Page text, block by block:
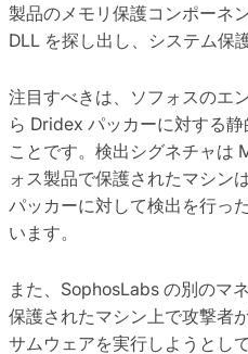
製品のメモリ保護コンポーネ
DLL を探し出し、システム保
注目すべきは、ソフォスのエ
ら Dridex パッカーに対する
ことです。検出シグネチャは
ォス製品で保護されたマシン
パッカーに対して検出を行っ
います。
また、SophosLabs の別のマ
保護されたマシン上で攻撃者
サムウェアを実行しようとし